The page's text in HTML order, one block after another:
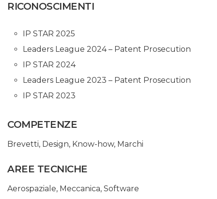
RICONOSCIMENTI
IP STAR 2025
Leaders League 2024 – Patent Prosecution
IP STAR 2024
Leaders League 2023 – Patent Prosecution
IP STAR 2023
COMPETENZE
Brevetti, Design, Know-how, Marchi
AREE TECNICHE
Aerospaziale, Meccanica, Software